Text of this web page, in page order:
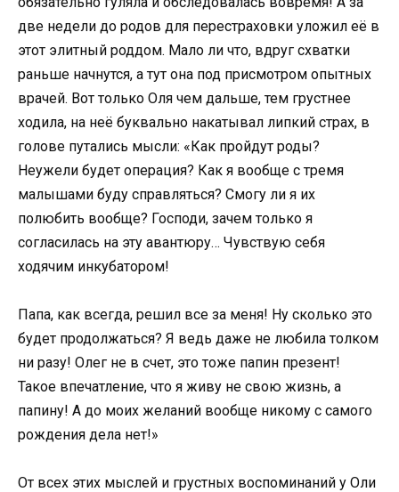
две недели до родов для перестраховки уложил её в
этот элитный роддом. Мало ли что, вдруг схватки
раньше начнутся, а тут она под присмотром опытных
врачей. Вот только Оля чем дальше, тем грустнее
ходила, на неё буквально накатывал липкий страх, в
голове путались мысли: «Как пройдут роды?
Неужели будет операция? Как я вообще с тремя
малышами буду справляться? Смогу ли я их
полюбить вообще? Господи, зачем только я
согласилась на эту авантюру… Чувствую себя
ходячим инкубатором!
Папа, как всегда, решил все за меня! Ну сколько это
будет продолжаться? Я ведь даже не любила толком
ни разу! Олег не в счет, это тоже папин презент!
Такое впечатление, что я живу не свою жизнь, а
папину! А до моих желаний вообще никому с самого
рождения дела нет!»
От всех этих мыслей и грустных воспоминаний у Оли